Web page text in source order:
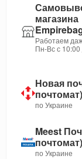
магазина
Работаем
Пн-Вс с 10:00
Новая
почтомат)
по Украине
Meest
почтомат)
по Украине